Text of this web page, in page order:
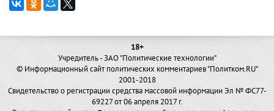
18+
Учредитель - ЗАО "Политические технологии"
© Информационный сайт политических комментариев "Политком.RU"
2001-2018
Свидетельство о регистрации средства массовой информации Эл № ФС77-
69227 от 06 апреля 2017 г.